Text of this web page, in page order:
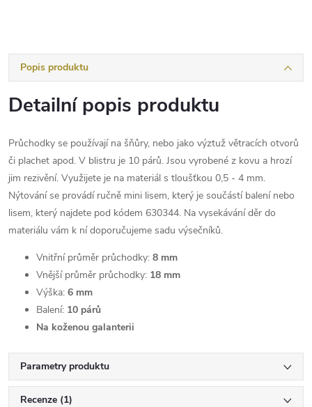
Popis produktu
Detailní popis produktu
Průchodky se používají na šňůry, nebo jako výztuž větracích otvorů
či plachet apod. V blistru je 10 párů. Jsou vyrobené z kovu a hrozí
jim rezivění. Využijete je na materiál s tloušťkou 0,5 - 4 mm.
Nýtování se provádí ručně mini lisem, který je součástí balení nebo
lisem, který najdete pod kódem 630344. Na vysekávání děr do
materiálu vám k ní doporučujeme sadu výsečníků.
Vnitřní průměr průchodky: 8 mm
Vnější průměr průchodky: 18 mm
Výška: 6 mm
Balení: 10 párů
Na koženou galanterii
Parametry produktu
Recenze (1)